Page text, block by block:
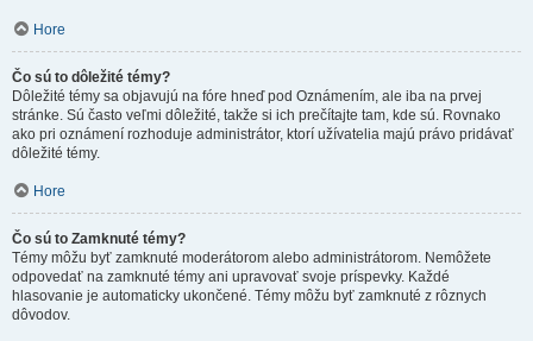
Hore
Čo sú to dôležité témy?
Dôležité témy sa objavujú na fóre hneď pod Oznámením, ale iba na prvej
stránke. Sú často veľmi dôležité, takže si ich prečítajte tam, kde sú. Rovnako
ako pri oznámení rozhoduje administrátor, ktorí užívatelia majú právo pridávať
dôležité témy.
Hore
Čo sú to Zamknuté témy?
Témy môžu byť zamknuté moderátorom alebo administrátorom. Nemôžete
odpovedať na zamknuté témy ani upravovať svoje príspevky. Každé
hlasovanie je automaticky ukončené. Témy môžu byť zamknuté z rôznych
dôvodov.